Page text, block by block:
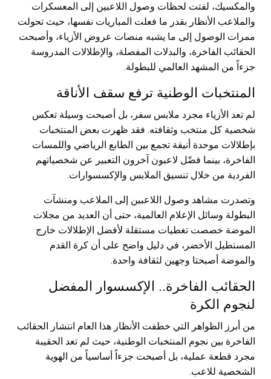
والمكسيك، لفتت لحظات وصول اللاعبين إلى المعسكرات
والملاعب الأنظار بقدر ما فعلت المباريات نفسها، حيث تحولت
ممرات الوصول إلى ما يشبه منصات عروض الأزياء، وأصبحت
الحقائب الفاخرة، والبدلات المفصلة، والإطلالات المدروسة
جزءاً من المشهد العالمي للبطولة.
المنتخبات الوطنية ترفع سقف الأناقة
لم تعد الأزياء مجرد ملابس سفر، بل أصبحت وسيلة تعكس
شخصية كل منتخب وثقافته. فقد ظهرت بعض المنتخبات
بإطلالات موحدة أنيقة تجمع بين الطابع الرياضي واللمسات
الفاخرة، بينما فضّل لاعبون آخرون التعبير عن شخصياتهم
الفردية من خلال تنسيق الملابس والإكسسوارات.
وتصدرت مشاهد وصول اللاعبين إلى الملاعب ومنشآت
البطولة وسائل الإعلام العالمية، حتى أن العديد من مجلات
الموضة خصصت تغطيات مستقلة لأفضل الإطلالات خارج
المستطيل الأخضر، في دليل واضح على أن كرة القدم
والموضة أصبحتا وجهين لثقافة واحدة.
الحقائب الفاخرة.. الإكسسوار المفضل
لنجوم الكرة
من أبرز الظواهر التي خطفت الأنظار هذا العام انتشار الحقائب
الفاخرة بين نجوم المنتخبات الوطنية، حيث لم تعد الحقيبة
مجرد قطعة عملية، بل أصبحت جزءاً أساسياً من الهوية
الشخصية للاعب.